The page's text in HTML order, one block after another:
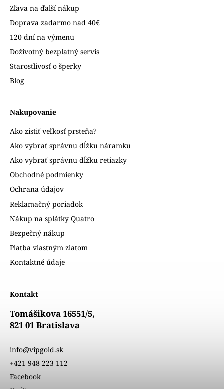
Zľava na ďalší nákup
Doprava zadarmo nad 40€
120 dní na výmenu
Doživotný bezplatný servis
Starostlivosť o šperky
Blog
Nakupovanie
Ako zistiť veľkosť prsteňa?
Ako vybrať správnu dĺžku náramku
Ako vybrať správnu dĺžku retiazky
Obchodné podmienky
Ochrana údajov
Reklamačný poriadok
Nákup na splátky Quatro
Bezpečný nákup
Platba vlastným zlatom
Kontaktné údaje
Kontakt
Tomášikova 16551/5,
821 01 Bratislava
info@vipgold.sk
+421 948 223 112
Facebook